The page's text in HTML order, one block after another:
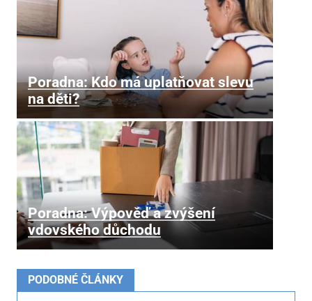
Poradna: Kdo má uplatňovat slevu
na děti?
Poradna: Výpověď a zvýšení
vdovského důchodu
PODOBNÉ ČLÁNKY